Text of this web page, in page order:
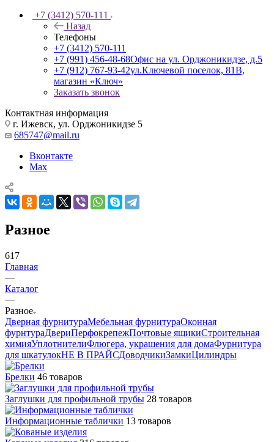
+7 (3412) 570-111
Назад
Телефоны
+7 (3412) 570-111
+7 (991) 456-48-68Офис на ул. Орджоникидзе, д.5
+7 (912) 767-93-42ул.Ключевой поселок, 81В,
магазин «Ключ»
Заказать звонок
Контактная информация
г. Ижевск, ул. Орджоникидзе 5
685747@mail.ru
Вконтакте
Max
Разное
617
Главная
—
Каталог
—
Разное
Дверная фурнитураМебельная фурнитураОконная
фурнтураДвериПерфокрепежПочтовые ящикиСтроительная
химияУплотнителиФлюгера, украшения для домаФурнитура
для шкатулокНЕ В ПРАЙСДоводчикиЗамкиЦилиндры
Брелки 46 товаров
Заглушки для профильной трубы 28 товаров
Информационные таблички 13 товаров